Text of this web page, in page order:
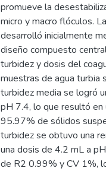
promueve la
micro y macro flóculos.
desarrolló inicialmente
diseño compuesto
turbidez y dosis del
muestras de agua turbia
turbidez media se logró
pH 7.4, lo que resultó
95.97% de sólidos
turbidez se obtuvo una
una dosis de 4.2 mL a
de R2 0.99% y CV 1%,